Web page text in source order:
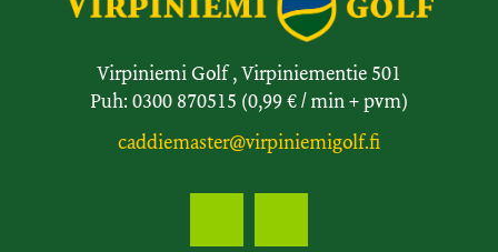
Virpiniemi Golf , Virpiniementie 501
Puh: 0300 870515 (0,99 € / min + pvm)
caddiemaster@virpiniemigolf.fi